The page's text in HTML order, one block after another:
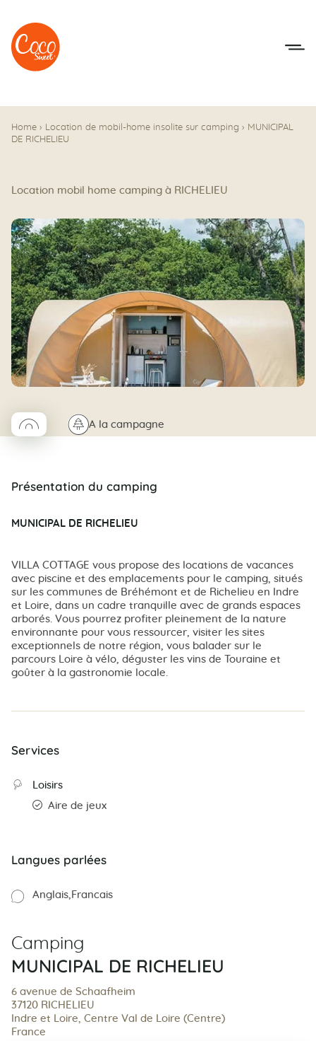
Aller au menu
Aller au contenu
Home › Location de mobil-home insolite sur camping › MUNICIPAL
DE RICHELIEU
Location mobil home camping à RICHELIEU
◯Coco rond🌲A la campagne
Présentation du camping
MUNICIPAL DE RICHELIEU
VILLA COTTAGE vous propose des locations de vacances
avec piscine et des emplacements pour le camping, situés
sur les communes de Bréhémont et de Richelieu en Indre
et Loire, dans un cadre tranquille avec de grands espaces
arborés. Vous pourrez profiter pleinement de la nature
environnante pour vous ressourcer, visiter les sites
exceptionnels de notre région, vous balader sur le
parcours Loire à vélo, déguster les vins de Touraine et
goûter à la gastronomie locale.
Services
Loisirs
Aire de jeux
Langues parlées
Anglais Francais
Camping
MUNICIPAL DE RICHELIEU
6 avenue de Schaafheim
37120 RICHELIEU
Indre et Loire, Centre Val de Loire (Centre)
France